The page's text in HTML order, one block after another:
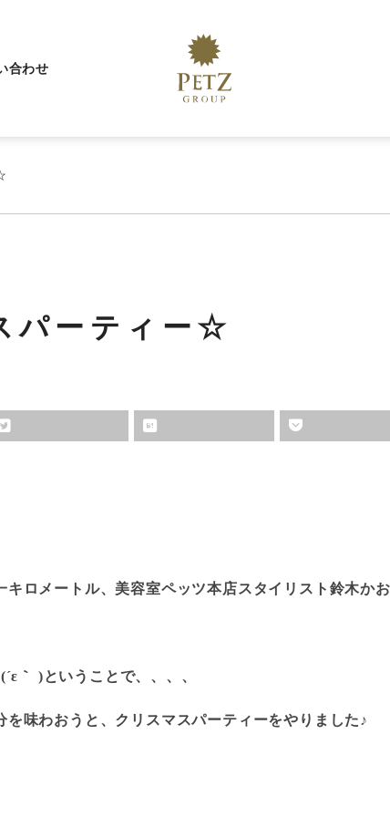
合わせ
パーティー☆
キロメートル、美容室ペッツ本店スタイリスト鈴木か
｀ )ということで、、、、
を味わおうと、クリスマスパーティーをやりました♪